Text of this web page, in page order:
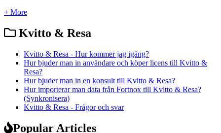
+ More
Kvitto & Resa
Kvitto & Resa - Hur kommer jag igång?
Hur bjuder man in användare och köper licens till Kvitto &
Resa?
Hur bjuder man in en konsult till Kvitto & Resa?
Hur importerar man data från Fortnox till Kvitto & Resa?
(Synkronisera)
Kvitto & Resa - Frågor och svar
Popular Articles